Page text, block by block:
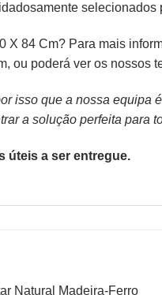
selecionados
84 Cm? Para mais
ou poderá ver os nossos
isso que a nossa
a solução perfeita para
úteis a ser entregue.